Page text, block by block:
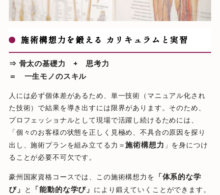
施術構想力を鍛える カリキュラムと実習
⇒ 骨太の基礎力 + 思考力
＝ 一生モノのスキル
人には必ず個体差があるため、単一技術（マニュアル化され
た技術）で結果を導き出すには限界があります。そのため、
プロフェッショナルとして現場で活躍し続けるためには、
「個々のお客様の状態を正しく見極め、不具合の原因を探り
出し、施術プランを組み立てる力＝施術構想力 」を身につけ
ることが必要不可欠です。
豪州国家資格コースでは、この施術構想力を 「体系的な学
び」 と 「能動的な学び」 により鍛えていくことができます。